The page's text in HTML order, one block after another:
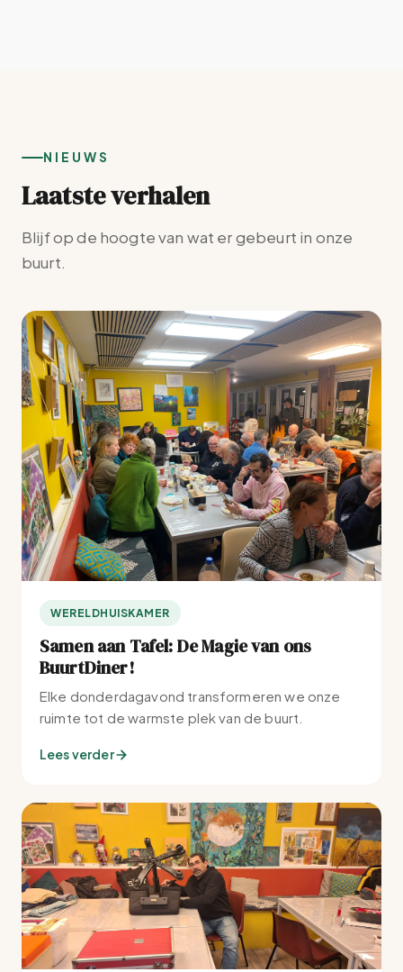
NIEUWS
Laatste verhalen
Blijf op de hoogte van wat er gebeurt in onze
buurt.
WERELDHUISKAMER
Samen aan Tafel: De Magie van ons
BuurtDiner!
Elke donderdagavond transformeren we onze
ruimte tot de warmste plek van de buurt.
Lees verder